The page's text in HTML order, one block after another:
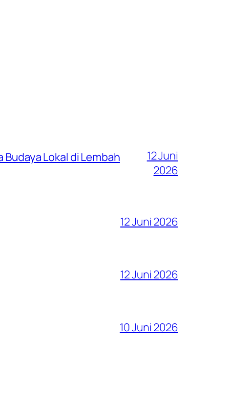
Lokal di Lembah
12 Juni
2026
12 Juni 2026
12 Juni 2026
10 Juni 2026